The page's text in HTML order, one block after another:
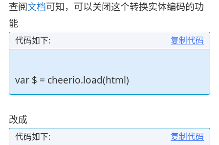
查阅文档可知，可以关闭这个转换实体编码的功
能
复制代码
代码如下:
var $ = cheerio.load(html)
改成
复制代码
代码如下: